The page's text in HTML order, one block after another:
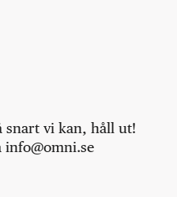
snart vi kan, håll ut!